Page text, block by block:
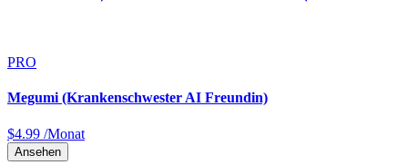
PRO
Megumi (Krankenschwester AI Freundin)
$4.99 /Monat
Ansehen